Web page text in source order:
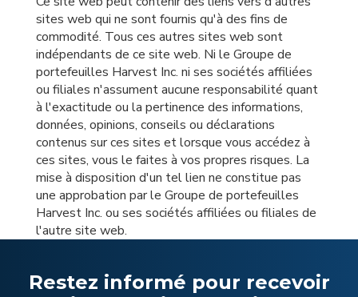
sites web qui ne sont fournis qu'à des fins de
commodité. Tous ces autres sites web sont
indépendants de ce site web. Ni le Groupe de
portefeuilles Harvest Inc. ni ses sociétés affiliées
ou filiales n'assument aucune responsabilité quant
à l'exactitude ou la pertinence des informations,
données, opinions, conseils ou déclarations
contenus sur ces sites et lorsque vous accédez à
ces sites, vous le faites à vos propres risques. La
mise à disposition d'un tel lien ne constitue pas
une approbation par le Groupe de portefeuilles
Harvest Inc. ou ses sociétés affiliées ou filiales de
l'autre site web.
Restez informé pour recevoir